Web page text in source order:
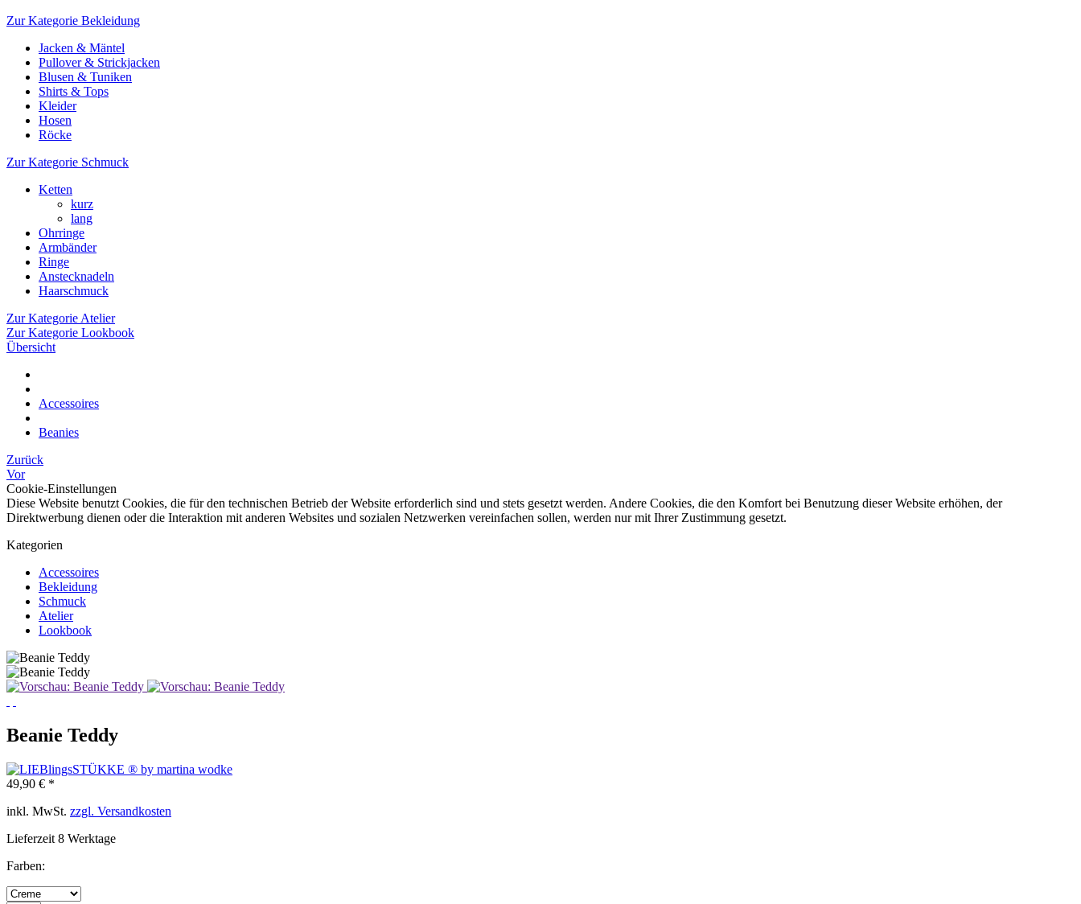
Zur Kategorie Bekleidung
Jacken & Mäntel
Pullover & Strickjacken
Blusen & Tuniken
Shirts & Tops
Kleider
Hosen
Röcke
Zur Kategorie Schmuck
Ketten
kurz
lang
Ohrringe
Armbänder
Ringe
Anstecknadeln
Haarschmuck
Zur Kategorie Atelier
Zur Kategorie Lookbook
Übersicht
Accessoires
Beanies
Zurück
Vor
Cookie-Einstellungen
Diese Website benutzt Cookies, die für den technischen Betrieb der Website erforderlich sind und stets gesetzt werden. Andere Cookies, die den Komfort bei Benutzung dieser Website erhöhen, der
Direktwerbung dienen oder die Interaktion mit anderen Websites und sozialen Netzwerken vereinfachen sollen, werden nur mit Ihrer Zustimmung gesetzt.
Kategorien
Accessoires
Bekleidung
Schmuck
Atelier
Lookbook
Beanie Teddy
49,90 € *
inkl. MwSt. zzgl. Versandkosten
Lieferzeit 8 Werktage
Farben: